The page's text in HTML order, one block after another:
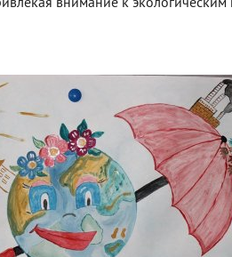
внимание к